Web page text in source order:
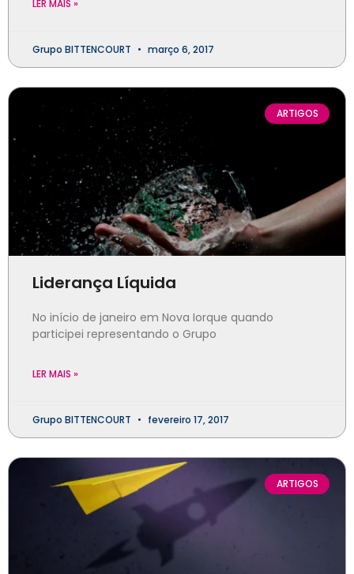
LER MAIS »
Grupo BITTENCOURT março 6, 2017
ARTIGOS
Liderança Líquida
No início de janeiro em Nova Iorque quando
participei representando o Grupo
LER MAIS »
Grupo BITTENCOURT fevereiro 17, 2017
ARTIGOS